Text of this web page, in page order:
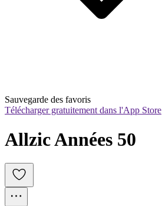
Sauvegarde des favoris
Télécharger gratuitement dans l'App Store
Allzic Années 50